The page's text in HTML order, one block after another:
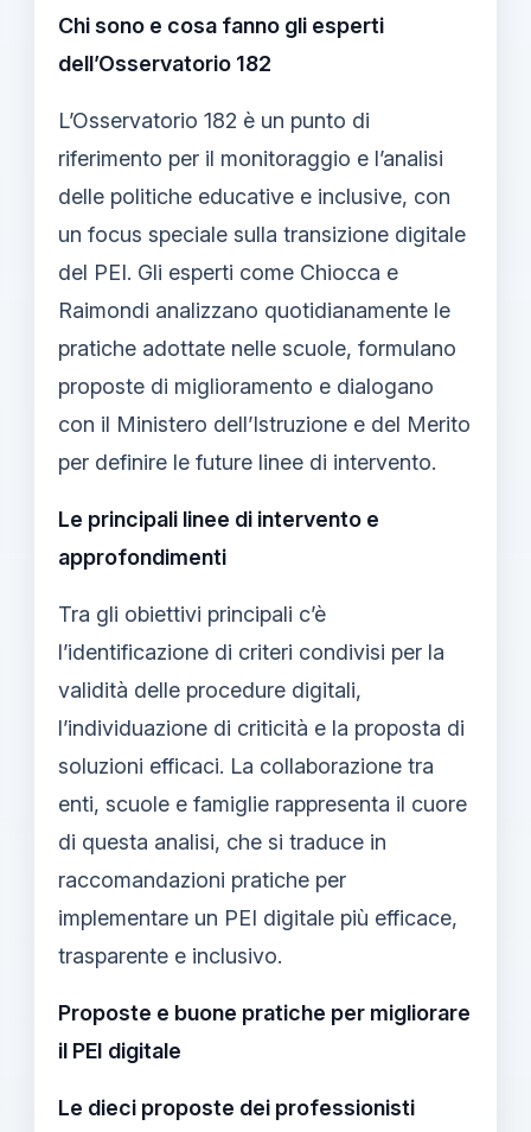
Chi sono e cosa fanno gli esperti
dell’Osservatorio 182
L’Osservatorio 182 è un punto di
riferimento per il monitoraggio e l’analisi
delle politiche educative e inclusive, con
un focus speciale sulla transizione digitale
del PEI. Gli esperti come Chiocca e
Raimondi analizzano quotidianamente le
pratiche adottate nelle scuole, formulano
proposte di miglioramento e dialogano
con il Ministero dell’Istruzione e del Merito
per definire le future linee di intervento.
Le principali linee di intervento e
approfondimenti
Tra gli obiettivi principali c’è
l’identificazione di criteri condivisi per la
validità delle procedure digitali,
l’individuazione di criticità e la proposta di
soluzioni efficaci. La collaborazione tra
enti, scuole e famiglie rappresenta il cuore
di questa analisi, che si traduce in
raccomandazioni pratiche per
implementare un PEI digitale più efficace,
trasparente e inclusivo.
Proposte e buone pratiche per migliorare
il PEI digitale
Le dieci proposte dei professionisti